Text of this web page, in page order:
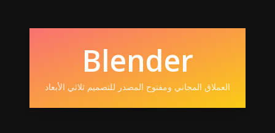
Blender
العملاق المجاني ومفتوح المصدر للتصميم ثلاثي الأبعاد